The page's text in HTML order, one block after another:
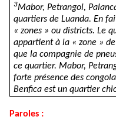
3Mabor, Petrangol,
quartiers de Luanda. En
« zones » ou districts. Le
appartient à la « zone »
que la compagnie de
ce quartier. Mabor,
forte présence des
Benfica est un quartier
Paroles :